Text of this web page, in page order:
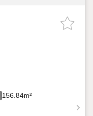
156.84m²